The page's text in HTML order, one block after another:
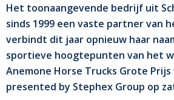
Het toonaangevende bedrijf uit
sinds 1999 een vaste partner van
verbindt dit jaar opnieuw haar
sportieve hoogtepunten van het
Anemone Horse Trucks Grote
presented by Stephex Group op